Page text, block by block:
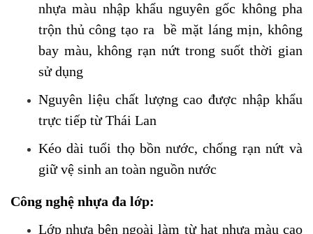
nhựa màu nhập khẩu nguyên gốc không pha
trộn thủ công tạo ra bề mặt láng mịn, không
bay màu, không rạn nứt trong suốt thời gian
sử dụng
Nguyên liệu chất lượng cao được nhập khẩu
trực tiếp từ Thái Lan
Kéo dài tuổi thọ bồn nước, chống rạn nứt và
giữ vệ sinh an toàn nguồn nước
Công nghệ nhựa đa lớp:
Lớp nhựa bên ngoài làm từ hạt nhựa màu cao